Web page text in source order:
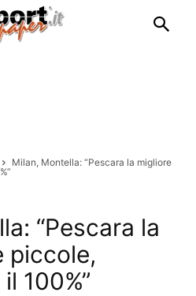
Milan, Montella: “Pescara la migliore
“Pescara la
piccole,
100%”